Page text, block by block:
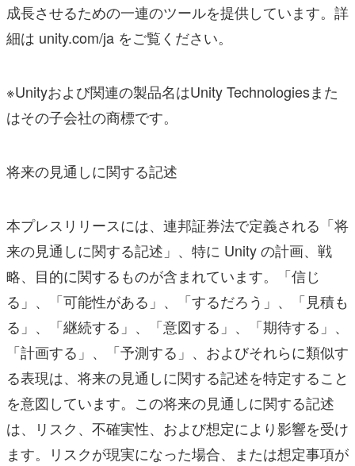
成長させるための一連のツールを提供しています。詳
細は unity.com/ja をご覧ください。
※Unityおよび関連の製品名はUnity Technologiesまた
はその子会社の商標です。
将来の見通しに関する記述
本プレスリリースには、連邦証券法で定義される「将
来の見通しに関する記述」、特に Unity の計画、戦
略、目的に関するものが含まれています。「信じ
る」、「可能性がある」、「するだろう」、「見積も
る」、「継続する」、「意図する」、「期待する」、
「計画する」、「予測する」、およびそれらに類似す
る表現は、将来の見通しに関する記述を特定すること
を意図しています。この将来の見通しに関する記述
は、リスク、不確実性、および想定により影響を受け
ます。リスクが現実になった場合、または想定事項が